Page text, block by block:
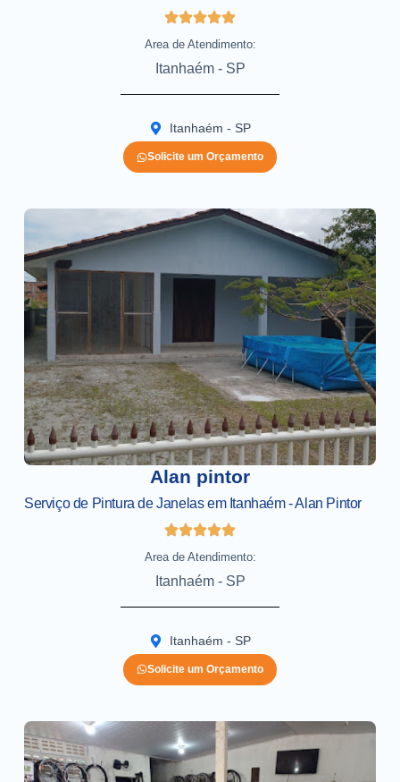
Area de Atendimento:
Itanhaém - SP
Itanhaém - SP
Solicite um Orçamento
Alan pintor
Serviço de Pintura de Janelas em Itanhaém - Alan Pintor
Area de Atendimento:
Itanhaém - SP
Itanhaém - SP
Solicite um Orçamento